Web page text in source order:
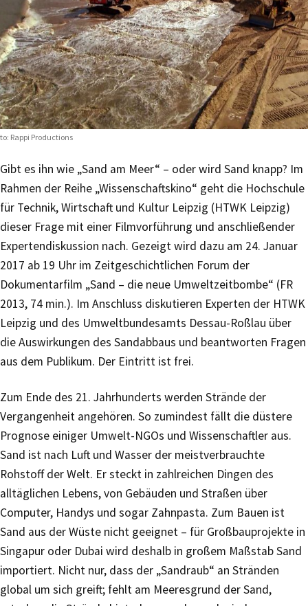
Rappi Productions
Gibt es ihn wie „Sand am Meer“ – oder wird Sand knapp? Im
Rahmen der Reihe „Wissenschaftskino“ geht die Hochschule
für Technik, Wirtschaft und Kultur Leipzig (HTWK Leipzig)
dieser Frage mit einer Filmvorführung und anschließender
Expertendiskussion nach. Gezeigt wird dazu am 24. Januar
2017 ab 19 Uhr im Zeitgeschichtlichen Forum der
Dokumentarfilm „Sand – die neue Umweltzeitbombe“ (FR
2013, 74 min.). Im Anschluss diskutieren Experten der HTWK
Leipzig und des Umweltbundesamts Dessau-Roßlau über
die Auswirkungen des Sandabbaus und beantworten Fragen
aus dem Publikum. Der Eintritt ist frei.
Zum Ende des 21. Jahrhunderts werden Strände der
Vergangenheit angehören. So zumindest fällt die düstere
Prognose einiger Umwelt-NGOs und Wissenschaftler aus.
Sand ist nach Luft und Wasser der meistverbrauchte
Rohstoff der Welt. Er steckt in zahlreichen Dingen des
alltäglichen Lebens, von Gebäuden und Straßen über
Computer, Handys und sogar Zahnpasta. Zum Bauen ist
Sand aus der Wüste nicht geeignet – für Großbauprojekte in
Singapur oder Dubai wird deshalb in großem Maßstab Sand
importiert. Nicht nur, dass der „Sandraub“ an Stränden
global um sich greift; fehlt am Meeresgrund der Sand,